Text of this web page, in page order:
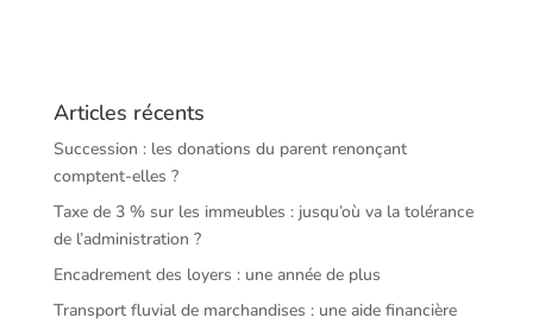
Articles récents
Succession : les donations du parent renonçant
comptent-elles ?
Taxe de 3 % sur les immeubles : jusqu’où va la tolérance
de l’administration ?
Encadrement des loyers : une année de plus
Transport fluvial de marchandises : une aide financière